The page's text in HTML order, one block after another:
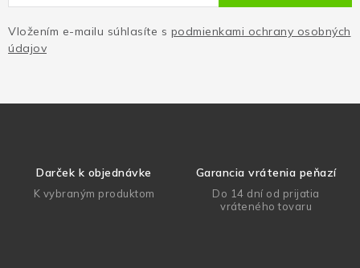
Vložením e-mailu súhlasíte s podmienkami ochrany osobných
údajov
Darček k objednávke
K vybraným produktom
Garancia vrátenia peňazí
Do 14 dní od prijatia
vráteného tovaru